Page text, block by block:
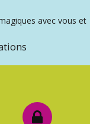
avec vous et